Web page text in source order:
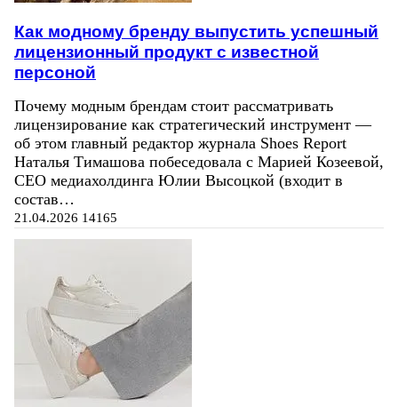
Как модному бренду выпустить успешный
лицензионный продукт с известной
персоной
Почему модным брендам стоит рассматривать
лицензирование как стратегический инструмент —
об этом главный редактор журнала Shoes Report
Наталья Тимашова побеседовала с Марией Козеевой,
СЕО медиахолдинга Юлии Высоцкой (входит в
состав…
21.04.2026 14165